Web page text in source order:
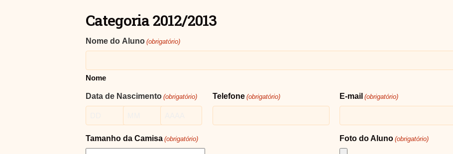
Categoria 2012/2013
Nome do Aluno (obrigatório)
Nome
Data de Nascimento (obrigatório) Telefone (obrigatório) E-mail (obrigatório)
Tamanho da Camisa (obrigatório) Foto do Aluno (obrigatório)